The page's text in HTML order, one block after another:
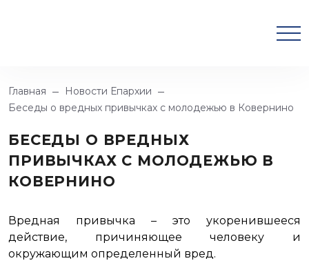
Главная
Новости Епархии
Беседы о вредных привычках с молодежью в Ковернино
БЕСЕДЫ О ВРЕДНЫХ
ПРИВЫЧКАХ С МОЛОДЕЖЬЮ В
КОВЕРНИНО
Вредная привычка – это укоренившееся
действие, причиняющее человеку и
окружающим определенный вред.